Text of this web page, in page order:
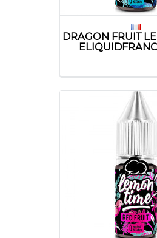
DRAGON FRUIT